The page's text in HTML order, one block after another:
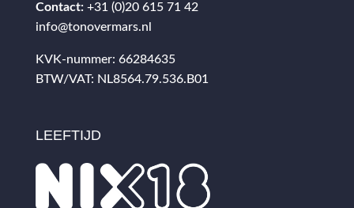
Contact: +31 (0)20 615 71 42
info@tonovermars.nl
KVK-nummer: 66284635
BTW/VAT: NL8564.79.536.B01
LEEFTIJD